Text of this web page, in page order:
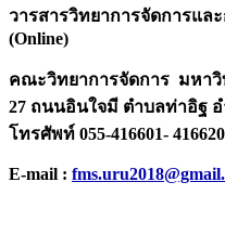
วารสารวิทยาการจัดการแ
(Online)
คณะวิทยาการจัดการ มหา
27 ถนนอินใจมี ตำบลท่าอิฐ อ
โทรศัพท์ 055-416601-
E-mail :